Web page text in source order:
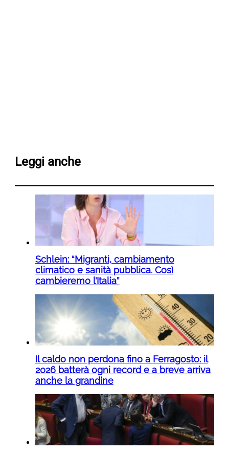
Leggi anche
Schlein: “Migranti, cambiamento
climatico e sanità pubblica. Così
cambieremo l’Italia”
Il caldo non perdona fino a Ferragosto: il
2026 batterà ogni record e a breve arriva
anche la grandine